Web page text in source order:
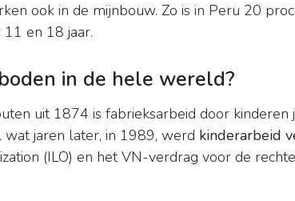
ook in de mijnbouw. Zo is in Peru 20
en 18 jaar.
in de hele wereld?
uit 1874 is fabrieksarbeid door kinderen
wat jaren later, in 1989, werd kinderarbeid
(ILO) en het VN-verdrag voor de